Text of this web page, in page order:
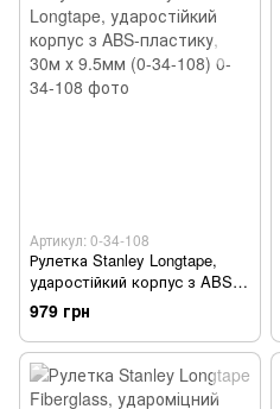
Артикул: 0-34-108
Рулетка Stanley Longtape,
ударостійкий корпус з ABS-
пластику, 30м х 9.5мм (0-34-
108)
979 грн